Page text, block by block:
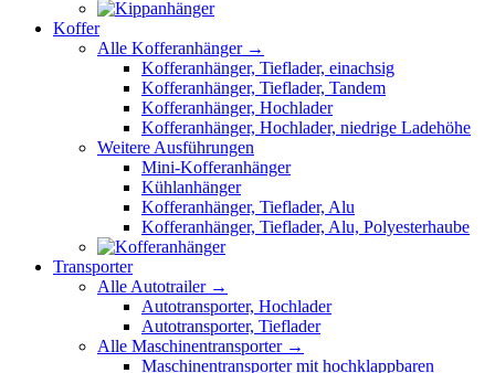
Koffer
Alle Kofferanhänger →
Kofferanhänger, Tieflader, einachsig
Kofferanhänger, Tieflader, Tandem
Kofferanhänger, Hochlader
Kofferanhänger, Hochlader, niedrige Ladehöhe
Weitere Ausführungen
Mini-Kofferanhänger
Kühlanhänger
Kofferanhänger, Tieflader, Alu
Kofferanhänger, Tieflader, Alu, Polyesterhaube
Transporter
Alle Autotrailer →
Autotransporter, Hochlader
Autotransporter, Tieflader
Alle Maschinentransporter →
Maschinentransporter mit hochklappbaren